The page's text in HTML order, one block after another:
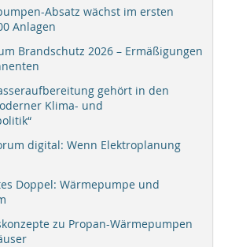
Absatz wächst im ersten
Anlagen
Brandschutz 2026 – Ermäßigungen
gehört in den
Klima- und
digital: Wenn Elektroplanung
Doppel: Wärmepumpe und
zu Propan-Wärmepumpen